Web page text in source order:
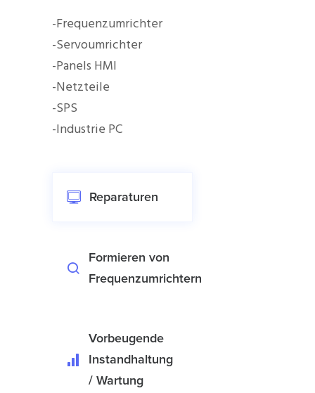
-Frequenzumrichter
-Servoumrichter
-Panels HMI
-Netzteile
-SPS
-Industrie PC
Reparaturen
Formieren von
Frequenzumrichtern
Vorbeugende
Instandhaltung
/ Wartung